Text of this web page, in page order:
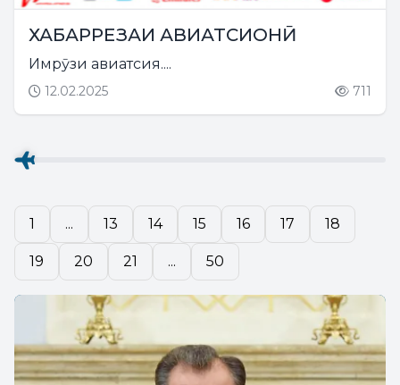
ХАБАРРЕЗАИ АВИАТСИОНӢ
Имрӯзи авиатсия....
12.02.2025 711
1 ... 13 14 15 16 17 18
19 20 21 ... 50